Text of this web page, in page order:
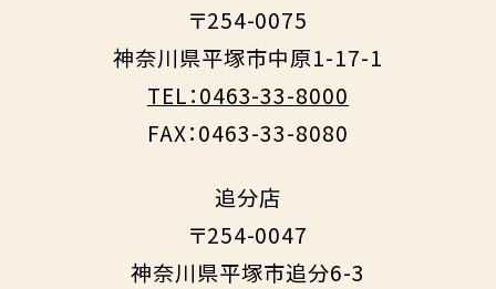
〒254-0075
神奈川県平塚市中原1-17-1
TEL：0463-33-8000
FAX：0463-33-8080
追分店
〒254-0047
神奈川県平塚市追分6-3